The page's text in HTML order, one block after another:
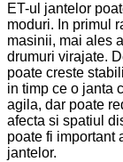
ET-ul jantelor
moduri. In primul
masinii, mai ales
drumuri virajate.
poate creste
in timp ce o janta
agila, dar poate
afecta si spatiul
poate fi important
jantelor.